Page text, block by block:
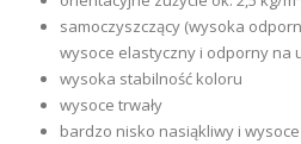
samoczyszczący (wysoka
wysoce elastyczny i odporny na
wysoka stabilność koloru
wysoce trwały
bardzo nisko nasiąkliwy i